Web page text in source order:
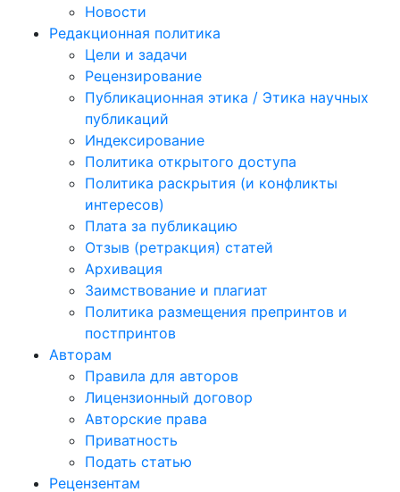
Новости
Редакционная политика
Цели и задачи
Рецензирование
Публикационная этика / Этика научных
публикаций
Индексирование
Политика открытого доступа
Политика раскрытия (и конфликты
интересов)
Плата за публикацию
Отзыв (ретракция) статей
Архивация
Заимствование и плагиат
Политика размещения препринтов и
постпринтов
Авторам
Правила для авторов
Лицензионный договор
Авторские права
Приватность
Подать статью
Рецензентам